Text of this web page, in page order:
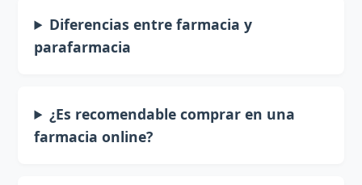
Diferencias entre farmacia y
parafarmacia
¿Es recomendable comprar en una
farmacia online?